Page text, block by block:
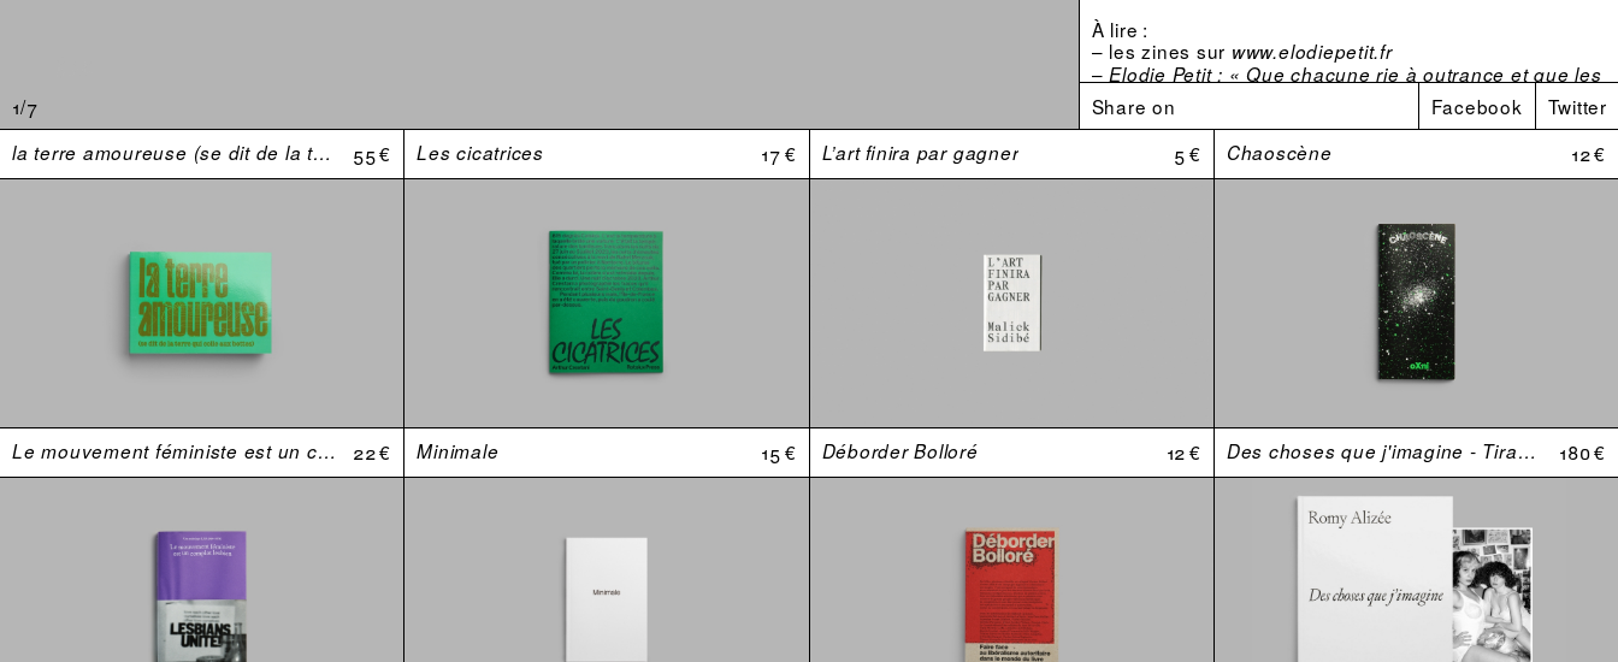
1/7
À lire :
– les zines sur www.elodiepetit.fr
–Elodie Petit : « Que chacune rie à outrance et que les
trous du cul soient dilatés » (Fiévreuse plébéienne) de
Pierre Niedergang dans Diacritik
Fiévreuse plébéienne : l’écriture en giclures d’Elodie
de Zaz dans Friction Magazine
Share on Facebook Twitter
la terre amoureuse (se dit de la terre qui colle aux bottes) 55 € Les cicatrices 17 € L’art finira par gagner 5 € Chaoscène 12 €
Le mouvement féministe est un complot lesbien. Une anthologie (USA 1969–1974) 22 € Minimale 15 € Déborder Bolloré 12 € Des choses que j'imagine - Tirage de tête 180 €